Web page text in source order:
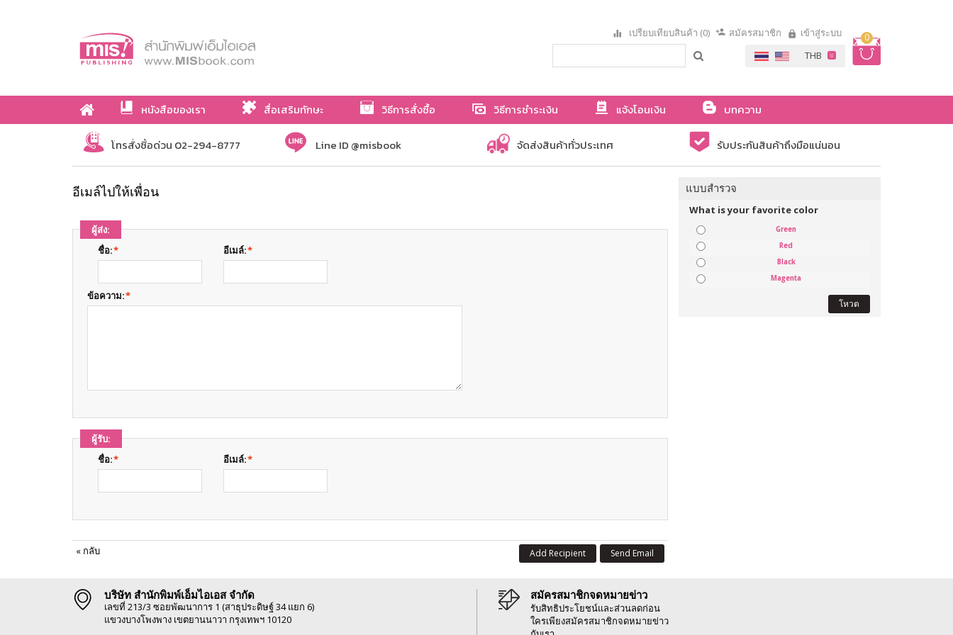
0
เปรียบเทียบสินค้า (0) สมัครสมาชิก เข้าสู่ระบบ
หนังสือของเรา สื่อเสริมทักษะ วิธีการสั่งซื้อ วิธีการชำระเงิน แจ้งโอนเงิน
บทความ
เกี่ยวกับเรา
โทรสั่งซื้อด่วน 02-294-8777 Line ID @misbook จัดส่งสินค้าทั่วประเทศ รับประกันสินค้าถึงมือแน่นอน
อีเมล์ไปให้เพื่อน
ผู้ส่ง:
*
ชื่อ: *
อีเมล์:
*
ข้อความ:
ผู้รับ:
*
ชื่อ: *
อีเมล์:
« กลับ Send Email
Add Recipient
แบบสำรวจ
What is your favorite color
Green
Red
Black
Magenta
โหวต
บริษัท สำนักพิมพ์เอ็มไอเอส จำกัด
เลขที่ 213/3 ซอยพัฒนาการ 1 (สาธุประดิษฐ์ 34 แยก 6)
แขวงบางโพงพาง เขตยานนาวา กรุงเทพฯ 10120
สมัครสมาชิกจดหมายข่าว
รับสิทธิประโยชน์และส่วนลดก่อน
ใครเพียงสมัครสมาชิกจดหมายข่าว